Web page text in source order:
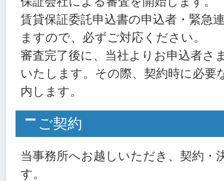
賃貸保証委託申込書の申込者・緊急
ますので、必ずご対応ください。
審査完了後に、当社よりお申込者さ
いたします。その際、契約時に必要
内します。
ご契約
当事務所へお越しいただき、契約・
す。